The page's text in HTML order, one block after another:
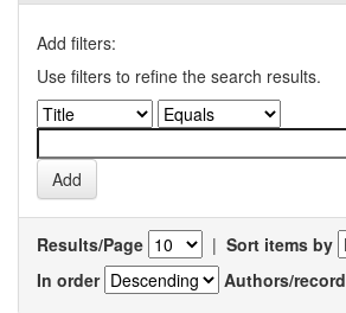
Add filters:
Use filters to refine the search results.
Results/Page | Sort items by
In order
Authors/record